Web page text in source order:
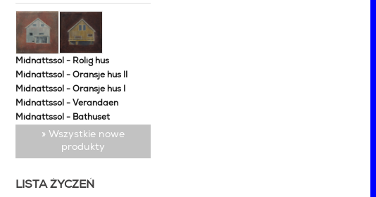
Midnattssol - Rolig hus
Midnattssol - Oransje hus II
Midnattssol - Oransje hus I
Midnattssol - Verandaen
Midnattssol - Bathuset
» Wszystkie nowe
produkty
LISTA ŻYCZEŃ